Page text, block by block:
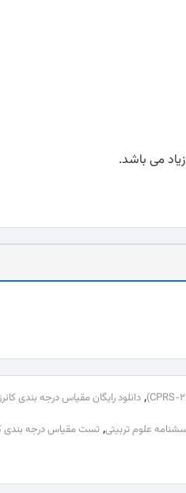
,
علوم تربیتی,